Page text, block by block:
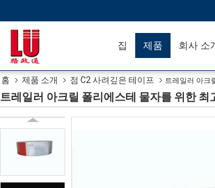
집 제품 회사 소
홈 제품 소개 점 C2 사려깊은 테이프 트레일러 아크
트레일러 아크릴 폴리에스테 물자를 위한